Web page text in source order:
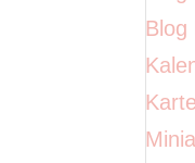
Blog